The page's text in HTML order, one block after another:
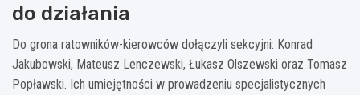
do działania
Do grona ratowników-kierowców dołączyli sekcyjni: Konrad
Jakubowski, Mateusz Lenczewski, Łukasz Olszewski oraz Tomasz
Popławski. Ich umiejętności w prowadzeniu specjalistycznych